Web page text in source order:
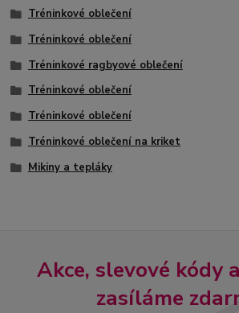
Tréninkové oblečení
Tréninkové oblečení
Tréninkové ragbyové oblečení
Tréninkové oblečení
Tréninkové oblečení
Tréninkové oblečení na kriket
Mikiny a tepláky
Akce, slevové kódy
zasíláme